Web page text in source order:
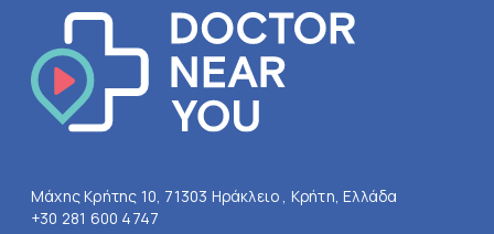
Μάχης Κρήτης 10, 71303 Ηράκλειο , Κρήτη, Ελλάδα
+30 281 600 4747